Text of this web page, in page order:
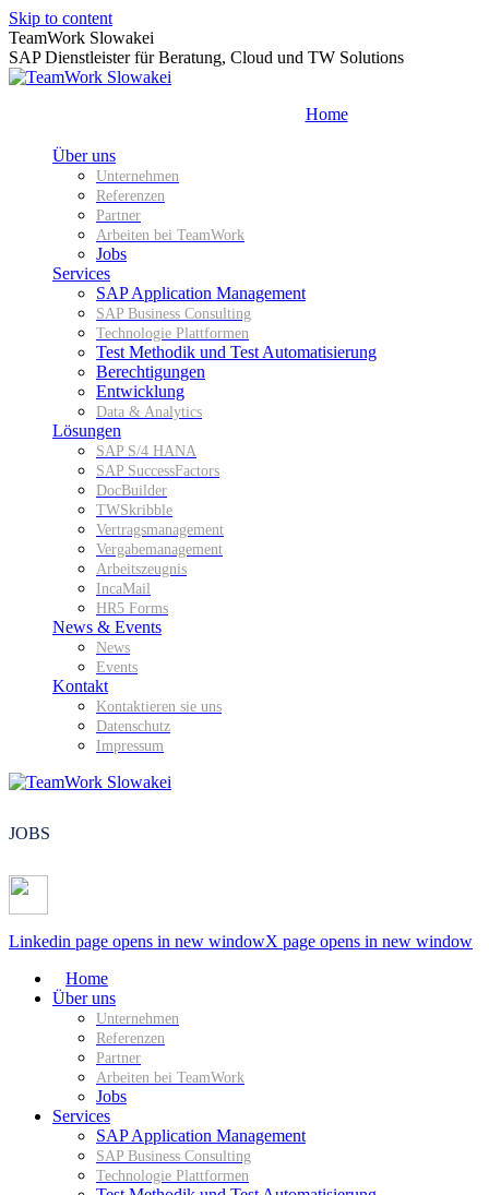
Skip to content
TeamWork Slowakei
SAP Dienstleister für Beratung, Cloud und TW Solutions
Home
Über uns
Unternehmen
Referenzen
Partner
Arbeiten bei TeamWork
Jobs
Services
SAP Application Management
SAP Business Consulting
Technologie Plattformen
Test Methodik und Test Automatisierung
Berechtigungen
Entwicklung
Data & Analytics
Lösungen
SAP S/4 HANA
SAP SuccessFactors
DocBuilder
TWSkribble
Vertragsmanagement
Vergabemanagement
Arbeitszeugnis
IncaMail
HR5 Forms
News & Events
News
Events
Kontakt
Kontaktieren sie uns
Datenschutz
Impressum
JOBS
Linkedin page opens in new windowX page opens in new window
Home
Über uns
Unternehmen
Referenzen
Partner
Arbeiten bei TeamWork
Jobs
Services
SAP Application Management
SAP Business Consulting
Technologie Plattformen